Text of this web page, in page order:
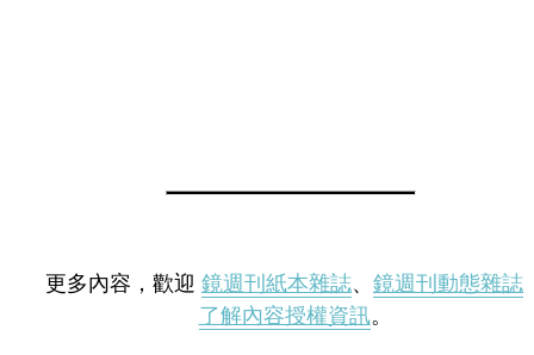
更多內容，歡迎 鏡週刊紙本雜誌、 鏡週刊動態雜誌
了解內容授權資訊。